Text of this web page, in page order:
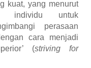
kuat, yang menurut
individu untuk
perasaan
cara menjadi
(striving for